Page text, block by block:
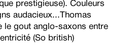
prestigieuse). Couleurs
audacieux...Thomas
le gout anglo-saxons entre
(So british)